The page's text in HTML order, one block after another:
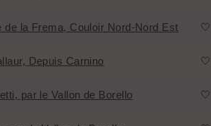
🤍
de la Frema, Couloir Nord-Nord Est
🤍
Depuis Carnino
🤍
par le Vallon de Borello